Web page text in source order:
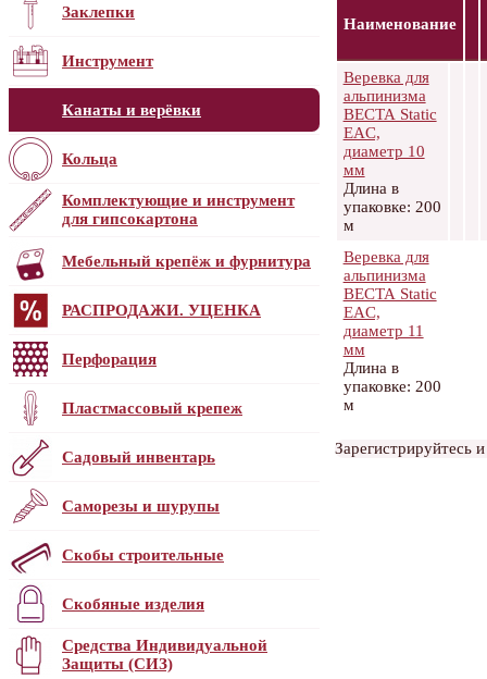
Заклепки
Инструмент
Канаты и верёвки
Кольца
Комплектующие и инструмент
для гипсокартона
Мебельный крепёж и фурнитура
РАСПРОДАЖИ. УЦЕНКА
Перфорация
Пластмассовый крепеж
Садовый инвентарь
Саморезы и шурупы
Скобы строительные
Скобяные изделия
Средства Индивидуальной
Защиты (СИЗ)
Наименование
Веревка для
альпинизма
ВЕСТА Static
EAC,
диаметр 10
мм
Длина в
упаковке: 200
м
Веревка для
альпинизма
ВЕСТА Static
EAC,
диаметр 11
мм
Длина в
упаковке: 200
м
Зарегистрируйтесь